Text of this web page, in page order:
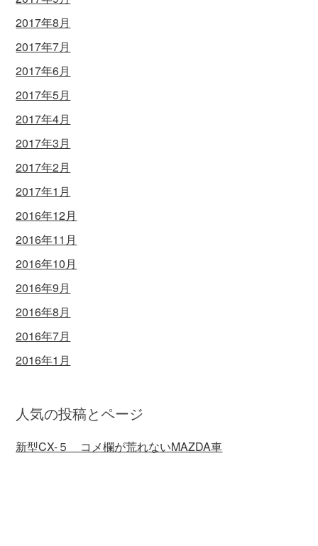
2017年8月
2017年7月
2017年6月
2017年5月
2017年4月
2017年3月
2017年2月
2017年1月
2016年12月
2016年11月
2016年10月
2016年9月
2016年8月
2016年7月
2016年1月
人気の投稿とページ
新型CX-５ コメ欄が荒れないMAZDA車